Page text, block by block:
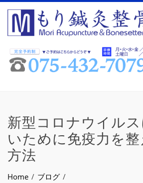
新型コロナウイル
いために免疫力を
方法
Home
ブログ